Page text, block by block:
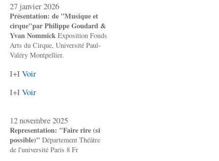
27 janvier 2026
Présentation: de "Musique et
cirque"par Philippe Goudard &
Yvan Nommick Exposition Fonds
Arts du Cirque, Université Paul-
Valéry Montpellier.
I+I Voir
I+I Voir
12 novembre 2025
Representation: "Faire rire (si
possible)" Département Théâtre
de l'université Paris 8 Fr